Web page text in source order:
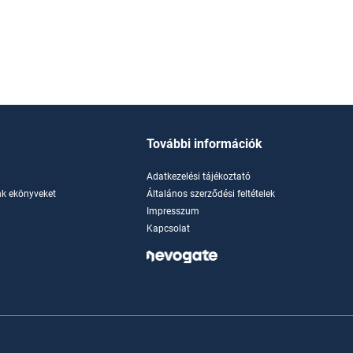
ekönyveket
További információk
Adatkezelési tájékoztató
Általános szerződési feltételek
Impresszum
Kapcsolat